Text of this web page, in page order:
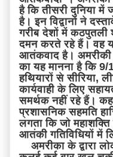
है कि तीसरी दुनिया में
है। इन विद्वानों ने
गरीब देशों में
दमन करते रहे हैं। वह
आतंकवाद है। अमरीकी
का यह मानना है कि
हथियारों से सीरिया,
कार्यवाही के लिए
समर्थक नहीं रहे हैं।
प्रशासनिक सहमति
लगता कि जो
आतंकी गतिविधियों में
अमरीका के द्वारा